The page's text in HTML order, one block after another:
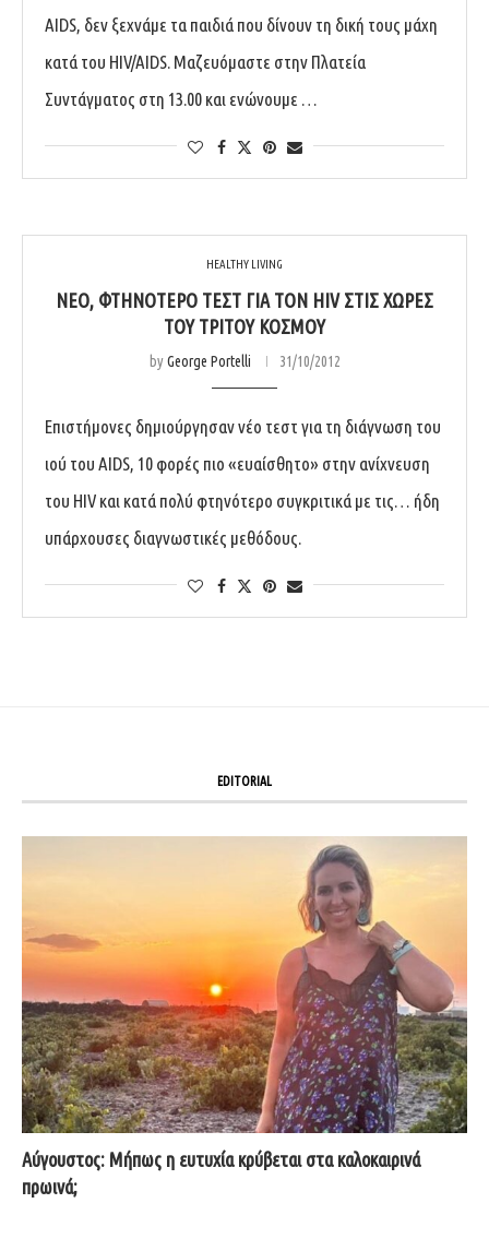
AIDS, δεν ξεχνάμε τα παιδιά που δίνουν τη δική τους μάχη
κατά του HIV/AIDS. Μαζευόμαστε στην Πλατεία
Συντάγματος στη 13.00 και ενώνουμε …
HEALTHY LIVING
ΝΈΟ, ΦΤΗΝΌΤΕΡΟ ΤΕΣΤ ΓΙΑ ΤΟΝ HIV ΣΤΙΣ ΧΏΡΕΣ
ΤΟΥ ΤΡΊΤΟΥ ΚΌΣΜΟΥ
byGeorge Portelli 31/10/2012
Επιστήμονες δημιούργησαν νέο τεστ για τη διάγνωση του
ιού του AIDS, 10 φορές πιο «ευαίσθητο» στην ανίχνευση
του HIV και κατά πολύ φτηνότερο συγκριτικά με τις… ήδη
υπάρχουσες διαγνωστικές μεθόδους.
EDITORIAL
Αύγουστος: Μήπως η ευτυχία κρύβεται στα καλοκαιρινά
πρωινά;